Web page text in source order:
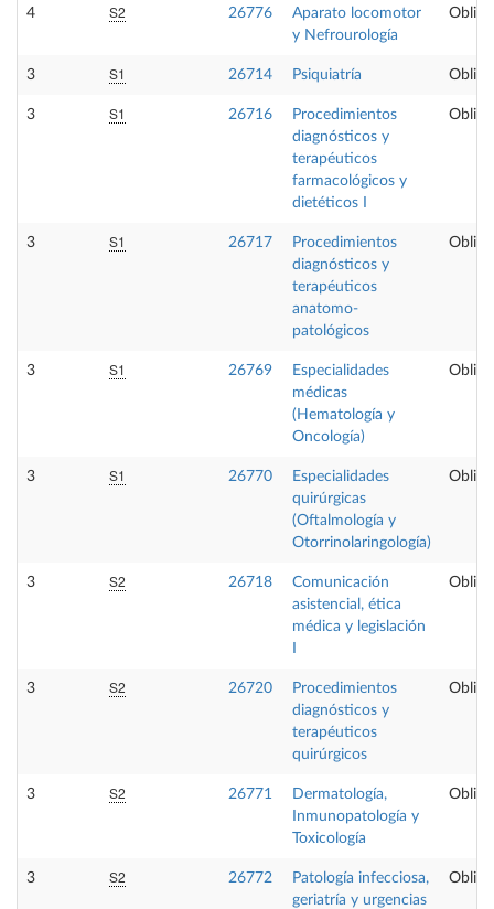
4 S2 26776
Aparato locomotor
y Nefrourología
3 S1 26714 Psiquiatría
3 S1 26716
Procedimientos
diagnósticos y
terapéuticos
farmacológicos y
dietéticos I
3 S1 26717
Procedimientos
diagnósticos y
terapéuticos
anatomo-
patológicos
3 S1 26769
Especialidades
médicas
(Hematología y
Oncología)
3 S1 26770
Especialidades
quirúrgicas
(Oftalmología y
Otorrinolaringología)
3 S2 26718
Comunicación
asistencial, ética
médica y legislación
3 S2 26720
Procedimientos
diagnósticos y
terapéuticos
quirúrgicos
3 S2 26771
Dermatología,
Inmunopatología y
Toxicología
3 S2 26772
Patología infecciosa,
geriatría y urgencias